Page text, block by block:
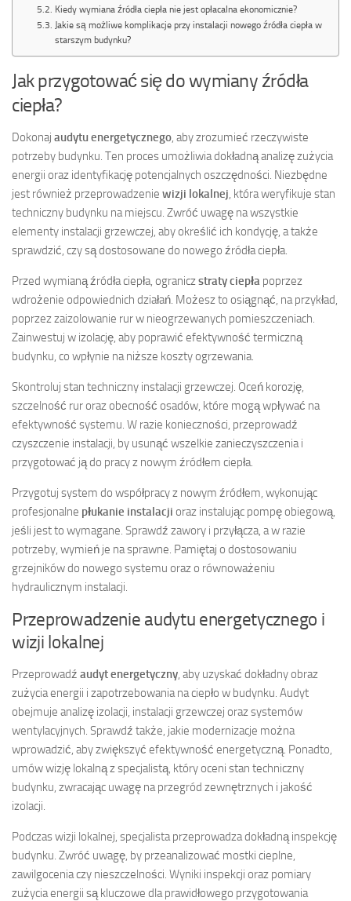
Kiedy wymiana źródła ciepła nie jest opłacalna ekonomicznie?
Jakie są możliwe komplikacje przy instalacji nowego źródła ciepła w
starszym budynku?
Jak przygotować się do wymiany źródła
ciepła?
Dokonaj audytu energetycznego , aby zrozumieć rzeczywiste
potrzeby budynku. Ten proces umożliwia dokładną analizę zużycia
energii oraz identyfikację potencjalnych oszczędności. Niezbędne
jest również przeprowadzenie wizji lokalnej , która weryfikuje stan
techniczny budynku na miejscu. Zwróć uwagę na wszystkie
elementy instalacji grzewczej, aby określić ich kondycję, a także
sprawdzić, czy są dostosowane do nowego źródła ciepła.
Przed wymianą źródła ciepła, ograniczstraty ciepła poprzez
wdrożenie odpowiednich działań. Możesz to osiągnąć, na przykład,
poprzez zaizolowanie rur w nieogrzewanych pomieszczeniach.
Zainwestuj w izolację, aby poprawić efektywność termiczną
budynku, co wpłynie na niższe koszty ogrzewania.
Skontroluj stan techniczny instalacji grzewczej. Oceń korozję,
szczelność rur oraz obecność osadów, które mogą wpływać na
efektywność systemu. W razie konieczności, przeprowadź
czyszczenie instalacji, by usunąć wszelkie zanieczyszczenia i
przygotować ją do pracy z nowym źródłem ciepła.
Przygotuj system do współpracy z nowym źródłem, wykonując
profesjonalne płukanie instalacji oraz instalując pompę obiegową,
jeśli jest to wymagane. Sprawdź zawory i przyłącza, a w razie
potrzeby, wymień je na sprawne. Pamiętaj o dostosowaniu
grzejników do nowego systemu oraz o równoważeniu
hydraulicznym instalacji.
Przeprowadzenie audytu energetycznego i
wizji lokalnej
Przeprowadź audyt energetyczny , aby uzyskać dokładny obraz
zużycia energii i zapotrzebowania na ciepło w budynku. Audyt
obejmuje analizę izolacji, instalacji grzewczej oraz systemów
wentylacyjnych. Sprawdź także, jakie modernizacje można
wprowadzić, aby zwiększyć efektywność energetyczną. Ponadto,
umów wizję lokalną z specjalistą, który oceni stan techniczny
budynku, zwracając uwagę na przegród zewnętrznych i jakość
izolacji.
Podczas wizji lokalnej, specjalista przeprowadza dokładną inspekcję
budynku. Zwróć uwagę, by przeanalizować mostki cieplne,
zawilgocenia czy nieszczelności. Wyniki inspekcji oraz pomiary
zużycia energii są kluczowe dla prawidłowego przygotowania